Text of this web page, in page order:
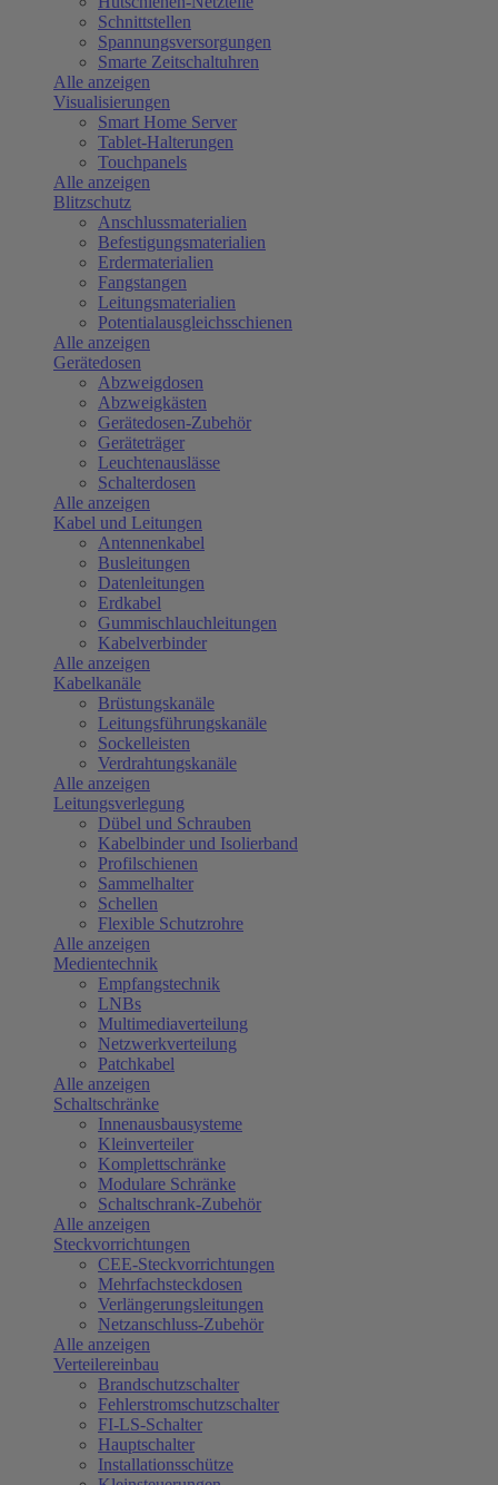
Schnittstellen
Spannungsversorgungen
Smarte Zeitschaltuhren
Alle anzeigen
Visualisierungen
Smart Home Server
Tablet-Halterungen
Touchpanels
Alle anzeigen
Blitzschutz
Anschlussmaterialien
Befestigungsmaterialien
Erdermaterialien
Fangstangen
Leitungsmaterialien
Potentialausgleichsschienen
Alle anzeigen
Gerätedosen
Abzweigdosen
Abzweigkästen
Gerätedosen-Zubehör
Geräteträger
Leuchtenauslässe
Schalterdosen
Alle anzeigen
Kabel und Leitungen
Antennenkabel
Busleitungen
Datenleitungen
Erdkabel
Gummischlauchleitungen
Kabelverbinder
Alle anzeigen
Kabelkanäle
Brüstungskanäle
Leitungsführungskanäle
Sockelleisten
Verdrahtungskanäle
Alle anzeigen
Leitungsverlegung
Dübel und Schrauben
Kabelbinder und Isolierband
Profilschienen
Sammelhalter
Schellen
Flexible Schutzrohre
Alle anzeigen
Medientechnik
Empfangstechnik
LNBs
Multimediaverteilung
Netzwerkverteilung
Patchkabel
Alle anzeigen
Schaltschränke
Innenausbausysteme
Kleinverteiler
Komplettschränke
Modulare Schränke
Schaltschrank-Zubehör
Alle anzeigen
Steckvorrichtungen
CEE-Steckvorrichtungen
Mehrfachsteckdosen
Verlängerungsleitungen
Netzanschluss-Zubehör
Alle anzeigen
Verteilereinbau
Brandschutzschalter
Fehlerstromschutzschalter
FI-LS-Schalter
Hauptschalter
Installationsschütze